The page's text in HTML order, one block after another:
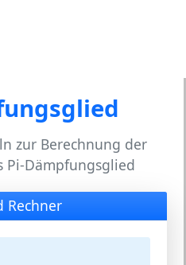
zur Berechnung der
Pi-Dämpfungsglied
Rechner